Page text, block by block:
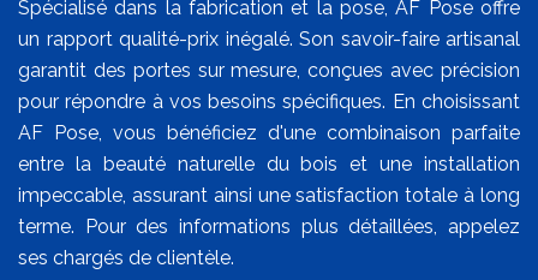
Spécialisé dans la fabrication et la pose, AF Pose offre
un rapport qualité-prix inégalé. Son savoir-faire artisanal
garantit des portes sur mesure, conçues avec précision
pour répondre à vos besoins spécifiques. En choisissant
AF Pose, vous bénéficiez d'une combinaison parfaite
entre la beauté naturelle du bois et une installation
impeccable, assurant ainsi une satisfaction totale à long
terme. Pour des informations plus détaillées, appelez
ses chargés de clientèle.